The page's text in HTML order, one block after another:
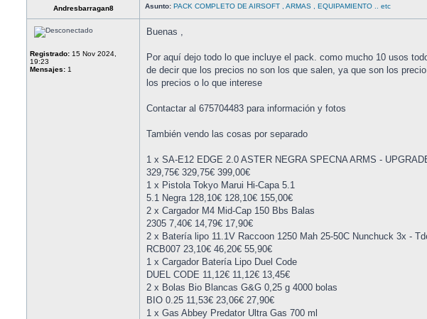
Andresbarragan8 Asunto: PACK COMPLETO DE AIRSOFT , ARMAS , EQUIPAMIENTO .. etc
Registrado: 15 Nov 2024,
19:23
Mensajes: 1
Buenas ,
Por aquí dejo todo lo que incluye el pack. como mucho 10 usos
de decir que los precios no son los que salen, ya que son los
los precios o lo que interese
Contactar al 675704483 para información y fotos
También vendo las cosas por separado
1 x SA-E12 EDGE 2.0 ASTER NEGRA SPECNA ARMS -
329,75€ 329,75€ 399,00€
1 x Pistola Tokyo Marui Hi-Capa 5.1
5.1 Negra 128,10€ 128,10€ 155,00€
2 x Cargador M4 Mid-Cap 150 Bbs Balas
2305 7,40€ 14,79€ 17,90€
2 x Batería lipo 11.1V Raccoon 1250 Mah 25-50C Nunchuck 3x -
RCB007 23,10€ 46,20€ 55,90€
1 x Cargador Batería Lipo Duel Code
DUEL CODE 11,12€ 11,12€ 13,45€
2 x Bolas Bio Blancas G&G 0,25 g 4000 bolas
BIO 0.25 11,53€ 23,06€ 27,90€
1 x Gas Abbey Predator Ultra Gas 700 ml